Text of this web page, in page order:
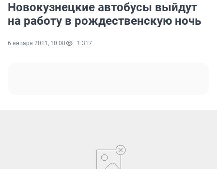
Новокузнецкие автобусы выйдут
на работу в рождественскую ночь
6 января 2011, 10:00 1 317